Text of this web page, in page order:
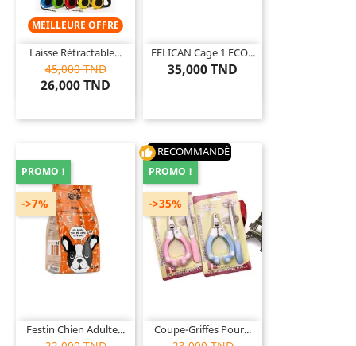
MEILLEURE OFFRE
Laisse Rétractable...
45,000 TND
26,000 TND
FELICAN Cage 1 ECO...
35,000 TND
Festin Chien Adulte...
->7%
PROMO !
thumb_up RECOMMANDÉ
Coupe-Griffes Pour...
->35%
PROMO !